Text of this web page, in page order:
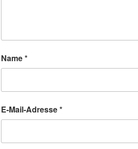
Name*
E-Mail-Adresse*